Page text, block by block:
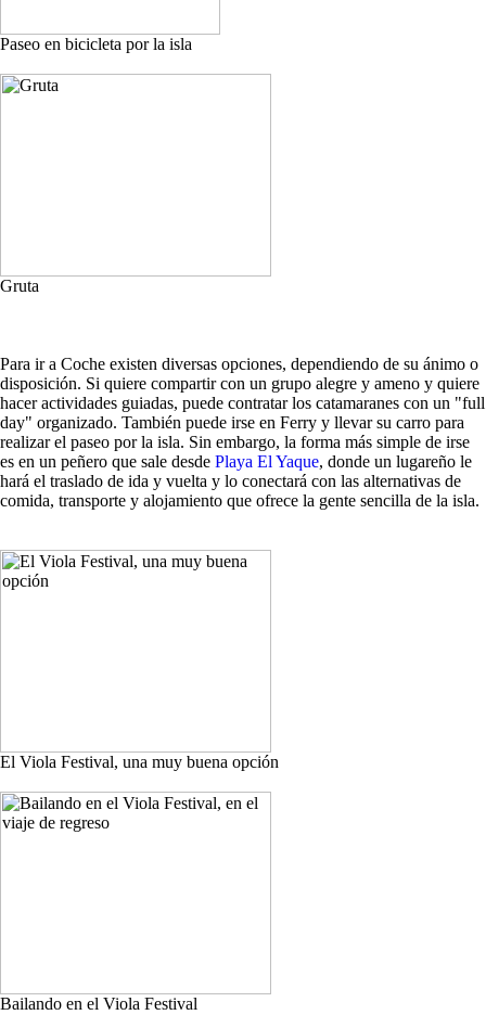
Paseo en bicicleta por la isla
Gruta
Para ir a Coche existen diversas opciones, dependiendo de su ánimo o
disposición. Si quiere compartir con un grupo alegre y ameno y quiere
hacer actividades guiadas, puede contratar los catamaranes con un "full
day" organizado. También puede irse en Ferry y llevar su carro para
realizar el paseo por la isla. Sin embargo, la forma más simple de irse
es en un peñero que sale desde Playa El Yaque, donde un lugareño le
hará el traslado de ida y vuelta y lo conectará con las alternativas de
comida, transporte y alojamiento que ofrece la gente sencilla de la isla.
El Viola Festival, una muy buena opción
Bailando en el Viola Festival